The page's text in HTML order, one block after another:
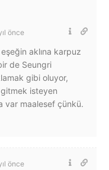
önce
aklına karpuz
de Seungri
gibi oluyor,
isteyen
var maalesef çünkü.
önce